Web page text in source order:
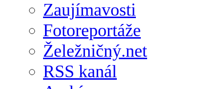
Zaujímavosti
Fotoreportáže
Želežničný.net
RSS kanál